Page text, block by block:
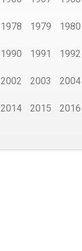
1978 1979 1980
1990 1991 1992
2002 2003 2004
2014 2015 2016